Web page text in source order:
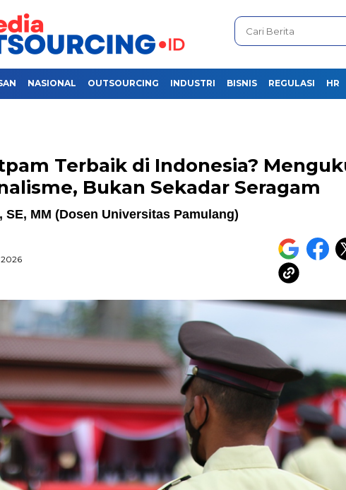
NASIONAL OUTSOURCING INDUSTRI BISNIS REGULASI HR
Terbaik di Indonesia?
Bukan Sekadar Seragam
SE, MM (Dosen Universitas Pamulang)